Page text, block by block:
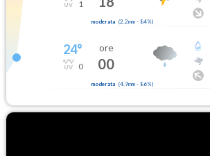
1
moderata (2.2mm- 84%)
24°
0
ore
00
moderata (4.9mm- 86%)